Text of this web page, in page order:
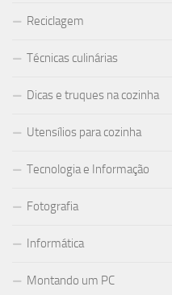
Reciclagem
Técnicas culinárias
Dicas e truques na cozinha
Utensílios para cozinha
Tecnologia e Informação
Fotografia
Informática
Montando um PC